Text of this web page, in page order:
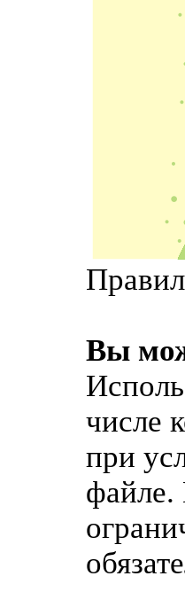
Вы
числе
при
файле.